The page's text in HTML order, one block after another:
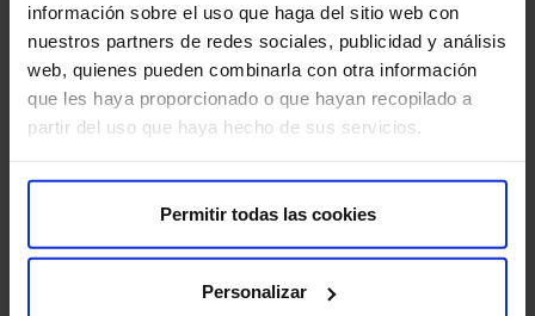
información sobre el uso que haga del sitio web con
nuestros partners de redes sociales, publicidad y análisis
web, quienes pueden combinarla con otra información
que les haya proporcionado o que hayan recopilado a
partir del uso que haya hecho de sus servicios.
Permitir todas las cookies
Personalizar
Más HM Hospitales
Fundación HM​
Centro Universitario CUHMED​
Instituto HM Hospitales​
HM CINAC​